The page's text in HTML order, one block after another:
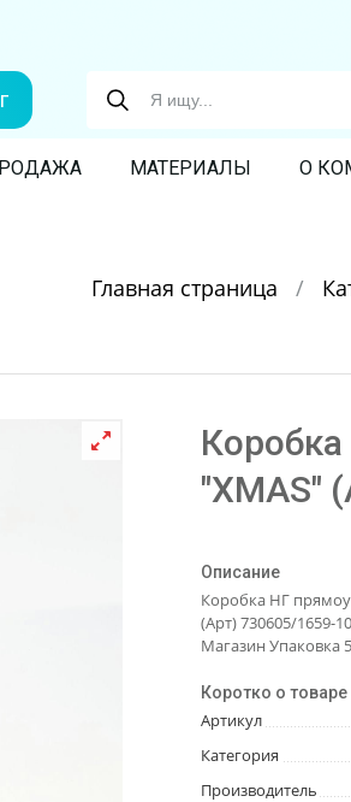
МАТЕРИАЛЫ О
Главная страница /
"XMAS"
Описание
Коробка НГ
(Арт) 730605/1659-
Магазин Упаковка
Коротко о товаре
Артикул
Категория
Производитель